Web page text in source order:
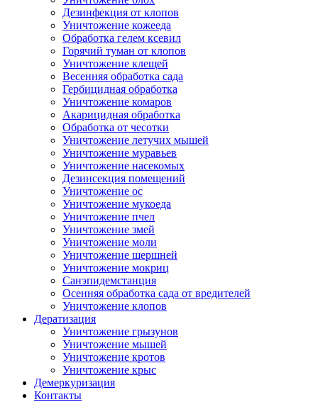
Дезинфекция от клопов
Уничтожение кожееда
Обработка гелем ксевил
Горячий туман от клопов
Уничтожение клещей
Весенняя обработка сада
Гербицидная обработка
Уничтожение комаров
Акарицидная обработка
Обработка от чесотки
Уничтожение летучих мышей
Уничтожение муравьев
Уничтожение насекомых
Дезинсекция помещений
Уничтожение ос
Уничтожение мукоеда
Уничтожение пчел
Уничтожение змей
Уничтожение моли
Уничтожение шершней
Уничтожение мокриц
Санэпидемстанция
Осенняя обработка сада от вредителей
Уничтожение клопов
Дератизация
Уничтожение грызунов
Уничтожение мышей
Уничтожение кротов
Уничтожение крыс
Демеркуризация
Контакты